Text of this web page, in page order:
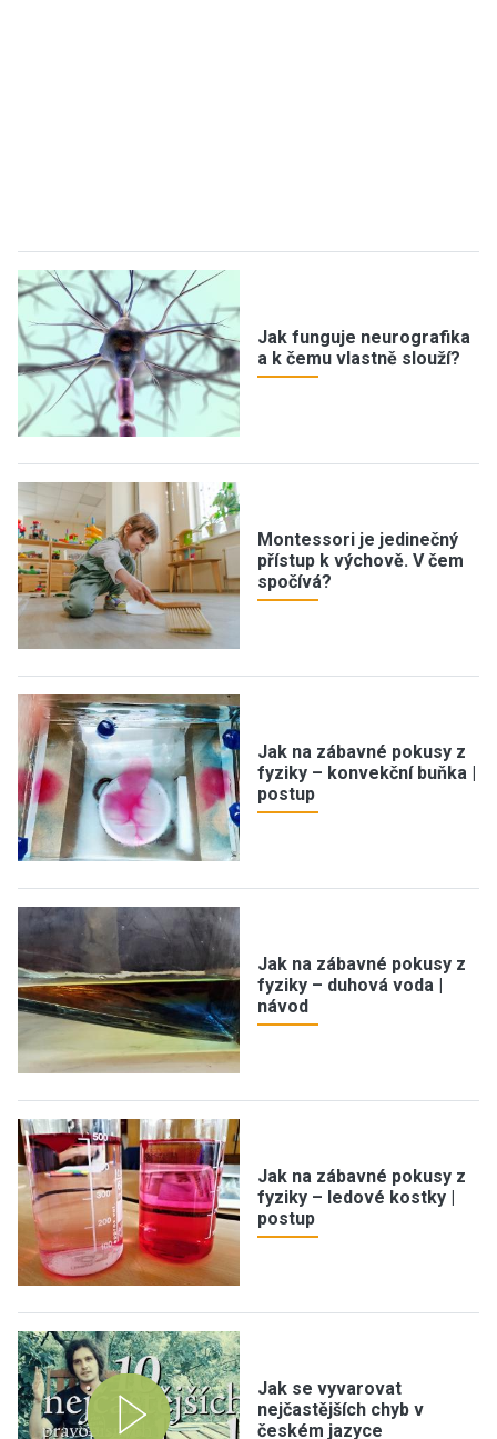
Jak funguje neurografika
a k čemu vlastně slouží?
Montessori je jedinečný
přístup k výchově. V čem
spočívá?
Jak na zábavné pokusy z
fyziky – konvekční buňka |
postup
Jak na zábavné pokusy z
fyziky – duhová voda |
návod
Jak na zábavné pokusy z
fyziky – ledové kostky |
postup
Jak se vyvarovat
nejčastějších chyb v
českém jazyce